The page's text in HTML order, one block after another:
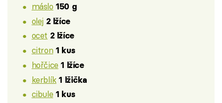
máslo 150 g
olej 2 lžíce
ocet 2 lžíce
citron 1 kus
hořčice 1 lžíce
kerblík 1 lžička
cibule 1 kus